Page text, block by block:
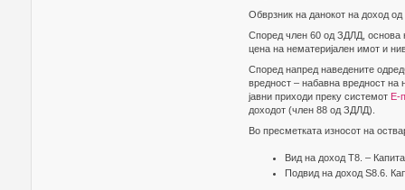
Обврзник на данокот на доход
Според член 60 од ЗДЛД, основа
цена на нематеријален имот и
Според напред наведените
вредност – набавна вредност на
јавни приходи преку системот Е-
доходот (член 88 од ЗДЛД).
Во пресметката износот на
Вид на доход Т8. –
Подвид на доход S8.6.